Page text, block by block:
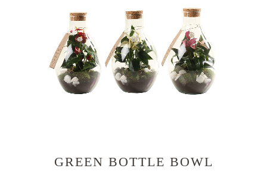
GREEN BOTTLE BOWL